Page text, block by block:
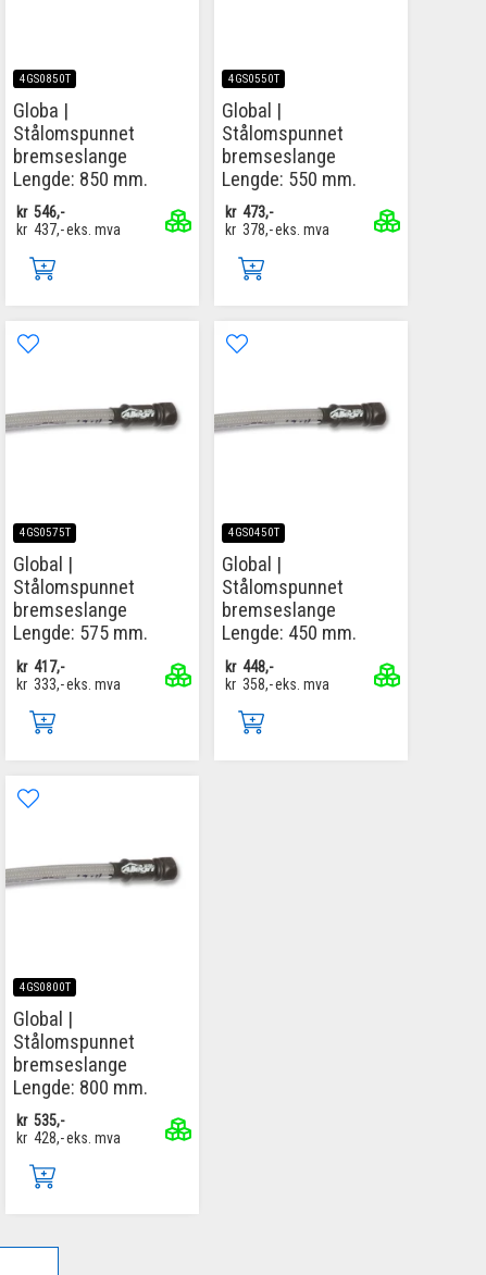
4GS0850T
Globa |
Stålomspunnet
bremseslange
Lengde: 850 mm.
kr 546,-
kr 437,-eks. mva
4GS0550T
Global |
Stålomspunnet
bremseslange
Lengde: 550 mm.
kr 473,-
kr 378,-eks. mva
4GS0575T
Global |
Stålomspunnet
bremseslange
Lengde: 575 mm.
kr 417,-
kr 333,-eks. mva
4GS0450T
Global |
Stålomspunnet
bremseslange
Lengde: 450 mm.
kr 448,-
kr 358,-eks. mva
4GS0800T
Global |
Stålomspunnet
bremseslange
Lengde: 800 mm.
kr 535,-
kr 428,-eks. mva